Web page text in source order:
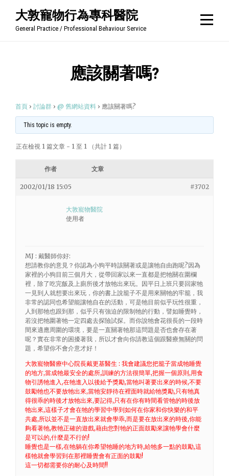
大敦寵物行為專科醫院
General Practice / Professional Behaviour Service
應該關著嗎?
首頁 › 討論群 › @ 舊網站資料 › 應該關著嗎?
This topic is empty.
正在檢視 1 篇文章 - 1 至 1 （共計 1 篇）
作者 文章
2002/01/18 15:05 #3702
大敦寵物醫院
使用者
MJ : 戴醫師你好:
想請教你的意見？你認為小狗平時該關著或是讓牠自由跑呢?因為
家裡的小狗目前三個月大，從帶回家以來一直都是把牠關在圍欄
裡，除了吃完飯及上廁所後才放牠出來玩。因平日上班只要回家牠
一見到人就想要出來玩，你的書上說籠子不是用來關牠的牢籠，我
非常的認同也希望能讓牠自在的活動，可是牠目前似乎玩性很重，
人到那牠也跟到那，似乎只有強迫的限制牠的行動，譬如睡覺時，
若沒把牠圍著牠一定四處去探險試探。而你說牠會花很長的一段時
間來適應周圍的環境，要是一直關著牠那這問題是否也會存在著
呢？實在非常的困擾著我，所以才會向你請教這個跟醫療無關的問
題，希望你不會介意才好！
大敦寵物醫療中心院長戴更基醫生 : 我會建議您把籠子當成牠睡覺
的地方,當成牠最安全的處所,訓練的方法很簡單,把握一個原則,用食
物引誘牠進入,在牠進入以後給予獎勵,當牠叫著要出來的時候,不要
鼓勵牠也不要放牠出來,當牠安靜待在裡面時就給牠獎勵,只有牠真
得很乖的時後才放牠出來,要記得,只有在你有時間看管牠的時後放
牠出來,這樣子才會在牠的學習中學到如何在你家和你快樂的和平
共處,所以並不是一直放出來就會學乖,而是要在放出來的時後,你能
夠看著牠,教牠正確的遊戲,藉由您對牠的正面鼓勵來讓牠學會什麼
是可以的,什麼是不行的!
睡覺也是一樣,在牠躺在你希望牠睡的地方時,給牠多一點的鼓勵,這
樣牠就會學習到在那裡睡覺會有正面的鼓勵!
這一切都需要你的耐心及時間!!